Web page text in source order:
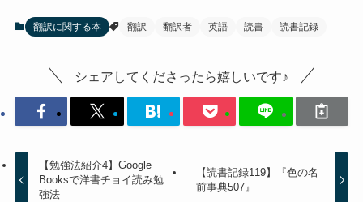
翻訳に関する本 翻訳 翻訳者 英語 読書 読書記録
シェアしてくださったら嬉しいです♪
【勉強法紹介4】Google
Booksで洋書チョイ読み勉
強法
【読書記録119】『色の名
前事典507』